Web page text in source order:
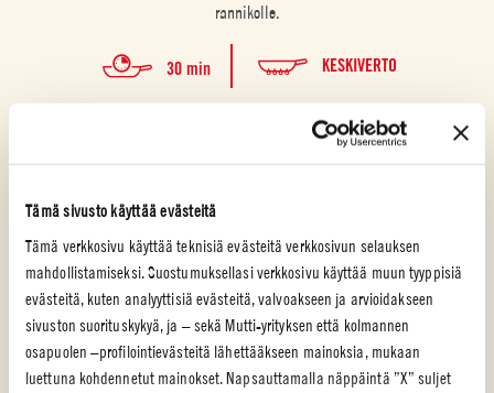
Tämä sivusto käyttää evästeitä
Tämä verkkosivu käyttää teknisiä evästeitä verkkosivun selauksen
mahdollistamiseksi. Suostumuksellasi verkkosivu käyttää muun tyyppisiä
evästeitä, kuten analyyttisiä evästeitä, valvoakseen ja arvioidakseen
sivuston suorituskykyä, ja – sekä Mutti-yrityksen että kolmannen
osapuolen –profilointievästeitä lähettääkseen mainoksia, mukaan
luettuna kohdennetut mainokset. Napsauttamalla näppäintä ”X” suljet
rannikolle.
30 min KESKIVERTO